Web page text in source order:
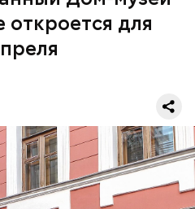
откроется для